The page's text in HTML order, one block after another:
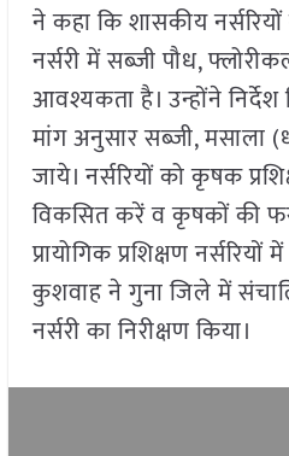
ने कहा कि शासकीय
नर्सरी में सब्जी पौध,
आवश्यकता है। उन्होंने
मांग अनुसार सब्जी, मसाला
जाये। नर्सरियों को कृषक
विकसित करें व कृषकों की
प्रायोगिक प्रशिक्षण
कुशवाह ने गुना जिले में
नर्सरी का निरीक्षण किया।